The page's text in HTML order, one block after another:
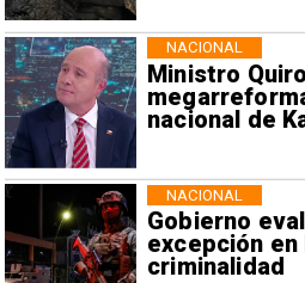
Ministro
nacional de
NACIONAL
Gobierno
excepción
criminalidad
NACIONAL